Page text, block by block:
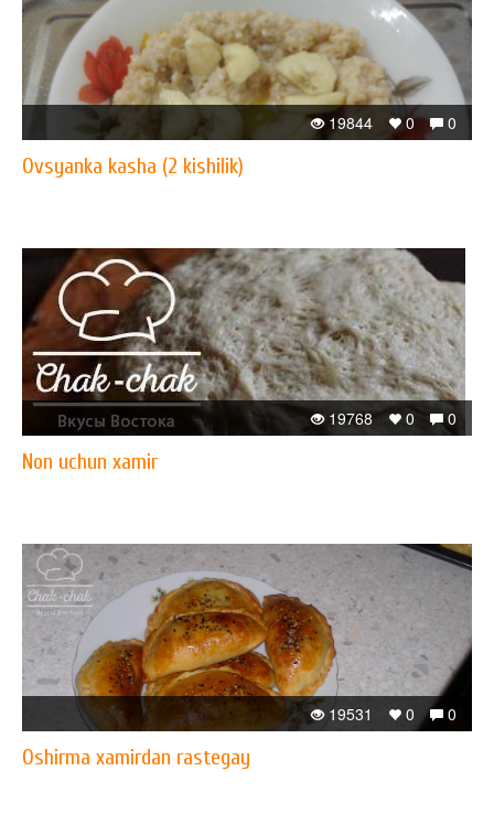
0
0
19844
Ovsyanka kasha (2 kishilik)
0
0
19768
Non uchun xamir
0
0
19531
Oshirma xamirdan rastegay